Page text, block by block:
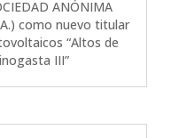
ANÓNIMA
como nuevo titular
“Altos de
III”